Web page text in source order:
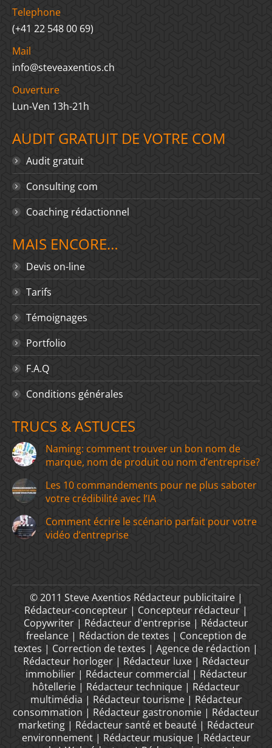
Telephone
(+41 22 548 00 69)
Mail
info@steveaxentios.ch
Ouverture
Lun-Ven 13h-21h
AUDIT GRATUIT DE VOTRE COM
Audit gratuit
Consulting com
Coaching rédactionnel
MAIS ENCORE…
Devis on-line
Tarifs
Témoignages
Portfolio
F.A.Q
Conditions générales
TRUCS & ASTUCES
Naming: comment trouver un bon nom de
marque, nom de produit ou nom d’entreprise?
Les 10 commandements pour ne plus saboter
votre crédibilité avec l’IA
Comment écrire le scénario parfait pour votre
vidéo d’entreprise
© 2011 Steve Axentios Rédacteur publicitaire |
Rédacteur-concepteur | Concepteur rédacteur |
Copywriter | Rédacteur d'entreprise | Rédacteur
freelance | Rédaction de textes | Conception de
textes | Correction de textes | Agence de rédaction |
Rédacteur horloger | Rédacteur luxe | Rédacteur
immobilier | Rédacteur commercial | Rédacteur
hôtellerie | Rédacteur technique | Rédacteur
multimédia | Rédacteur tourisme | Rédacteur
consommation | Rédacteur gastronomie | Rédacteur
marketing | Rédacteur santé et beauté | Rédacteur
environnement | Rédacteur musique | Rédacteur